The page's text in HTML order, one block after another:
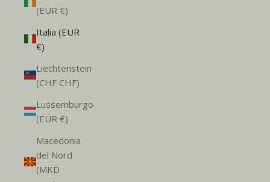
(EUR €)
Italia (EUR
€)
Liechtenstein
(CHF CHF)
Lussemburgo
(EUR €)
Macedonia
del Nord
(MKD